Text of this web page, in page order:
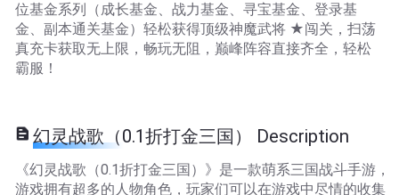
位基金系列（成长基金、战力基金、寻宝基金、登录基
金、副本通关基金）轻松获得顶级神魔武将 ★闯关，扫荡
真充卡获取无上限，畅玩无阻，巅峰阵容直接齐全，轻松
霸服！
幻灵战歌（0.1折打金三国） Description
《幻灵战歌（0.1折打金三国）》是一款萌系三国战斗手游，
游戏拥有超多的人物角色，玩家们可以在游戏中尽情的收集